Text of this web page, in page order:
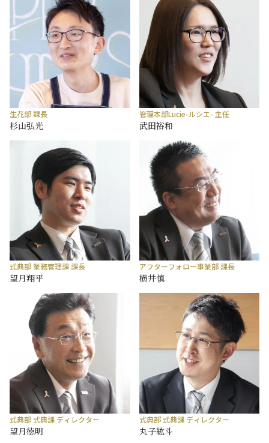
生花部 課長
杉山弘光
管理本部Lucie-ルシエ- 主任
武田裕和
式典部 業務管理課 課長
望月翔平
アフターフォロー事業部 課長
横井慎
式典部 式典課 ディレクター
望月徳明
式典部 式典課 ディレクター
丸子紘斗